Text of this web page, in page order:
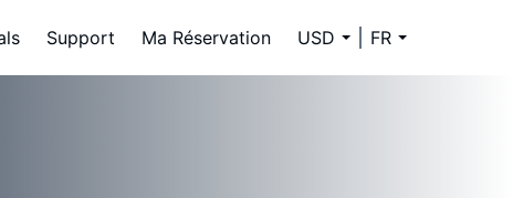
Support Ma Réservation USD FR